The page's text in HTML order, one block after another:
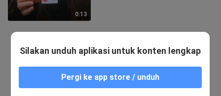
0:13
Silakan unduh aplikasi untuk konten lengkap
Pergi ke app store / unduh